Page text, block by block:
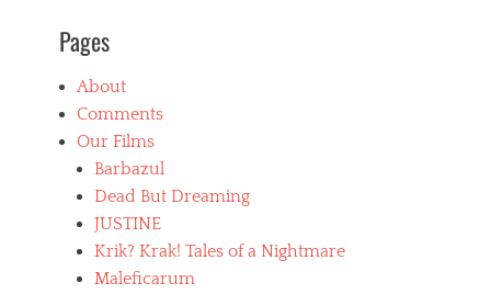
Pages
About
Comments
Our Films
Barbazul
Dead But Dreaming
JUSTINE
Krik? Krak! Tales of a Nightmare
Maleficarum